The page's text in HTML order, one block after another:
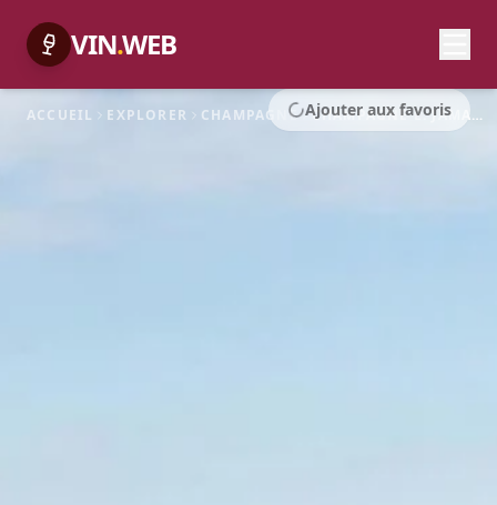
VIN.WEB
ACCUEIL EXPLORER CHAMPAGNE CHAMPAGNE E. JAMART & CIE
Ajouter aux favoris